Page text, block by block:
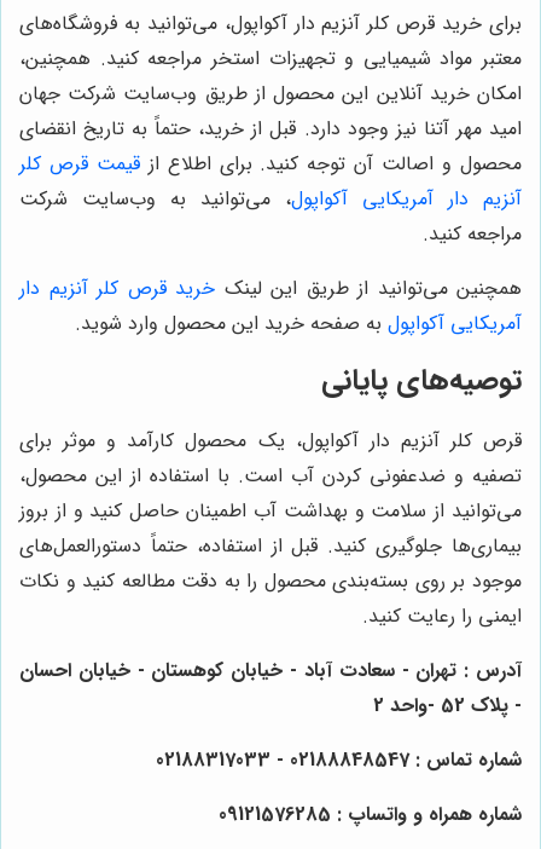
برای خرید قرص کلر آنزیم دار آکواپول، می‌توانید به فروشگاه‌های
معتبر مواد شیمیایی و تجهیزات استخر مراجعه کنید. همچنین،
امکان خرید آنلاین این محصول از طریق وب‌سایت شرکت جهان
امید مهر آتنا نیز وجود دارد. قبل از خرید، حتماً به تاریخ انقضای
محصول و اصالت آن توجه کنید. برای اطلاع ازقیمت قرص کلر
آنزیم دار آمریکایی آکواپول، می‌توانید به وب‌سایت شرکت
مراجعه کنید.
همچنین می‌توانید از طریق این لینک خرید قرص کلر آنزیم دار
آمریکایی آکواپول به صفحه خرید این محصول وارد شوید.
توصیه‌های پایانی
قرص کلر آنزیم دار آکواپول، یک محصول کارآمد و موثر برای
تصفیه و ضدعفونی کردن آب است. با استفاده از این محصول،
می‌توانید از سلامت و بهداشت آب اطمینان حاصل کنید و از بروز
بیماری‌ها جلوگیری کنید. قبل از استفاده، حتماً دستورالعمل‌های
موجود بر روی بسته‌بندی محصول را به دقت مطالعه کنید و نکات
ایمنی را رعایت کنید.
آدرس : تهران - سعادت آباد - خیابان کوهستان - خیابان احسان
- پلاک 52 -واحد 2
شماره تماس : 02188848547 - 02188317033
شماره همراه و واتساپ : 09121576285